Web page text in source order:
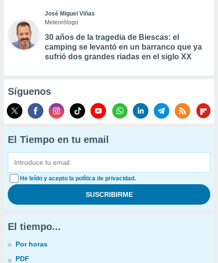
José Miguel Viñas
Meteorólogo
30 años de la tragedia de Biescas: el
camping se levantó en un barranco que ya
sufrió dos grandes riadas en el siglo XX
Síguenos
El Tiempo en tu email
He leído y acepto la política de privacidad.
El tiempo...
Por horas
PDF